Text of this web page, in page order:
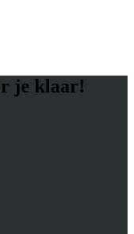
je klaar!